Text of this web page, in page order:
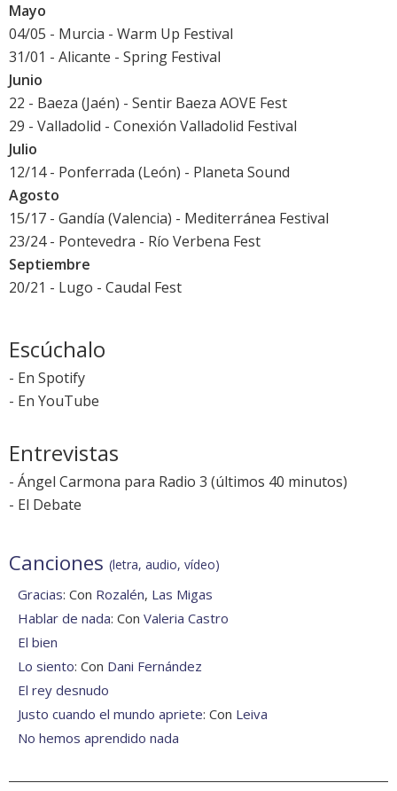
Mayo
04/05 - Murcia - Warm Up Festival
31/01 - Alicante - Spring Festival
Junio
22 - Baeza (Jaén) - Sentir Baeza AOVE Fest
29 - Valladolid - Conexión Valladolid Festival
Julio
12/14 - Ponferrada (León) - Planeta Sound
Agosto
15/17 - Gandía (Valencia) - Mediterránea Festival
23/24 - Pontevedra - Río Verbena Fest
Septiembre
20/21 - Lugo - Caudal Fest
Escúchalo
- En Spotify
- En YouTube
Entrevistas
- Ángel Carmona para Radio 3 (últimos 40 minutos)
- El Debate
Canciones (letra, audio, vídeo)
Gracias: Con Rozalén, Las Migas
Hablar de nada: Con Valeria Castro
El bien
Lo siento: Con Dani Fernández
El rey desnudo
Justo cuando el mundo apriete: Con Leiva
No hemos aprendido nada